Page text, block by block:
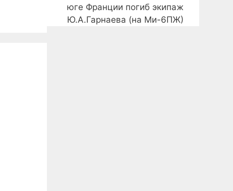
юге Франции погиб экипаж
Ю.А.Гарнаева (на Ми-6ПЖ)